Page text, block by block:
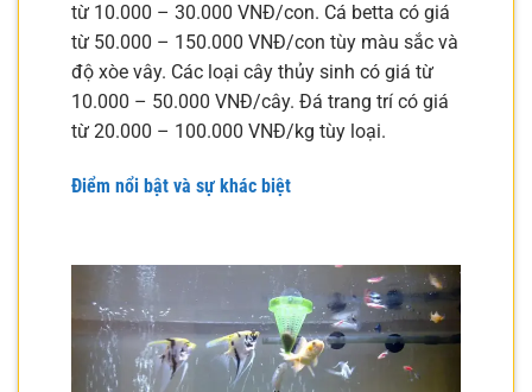
từ 10.000 – 30.000 VNĐ/con. Cá betta có giá
từ 50.000 – 150.000 VNĐ/con tùy màu sắc và
độ xòe vây. Các loại cây thủy sinh có giá từ
10.000 – 50.000 VNĐ/cây. Đá trang trí có giá
từ 20.000 – 100.000 VNĐ/kg tùy loại.
Điểm nổi bật và sự khác biệt